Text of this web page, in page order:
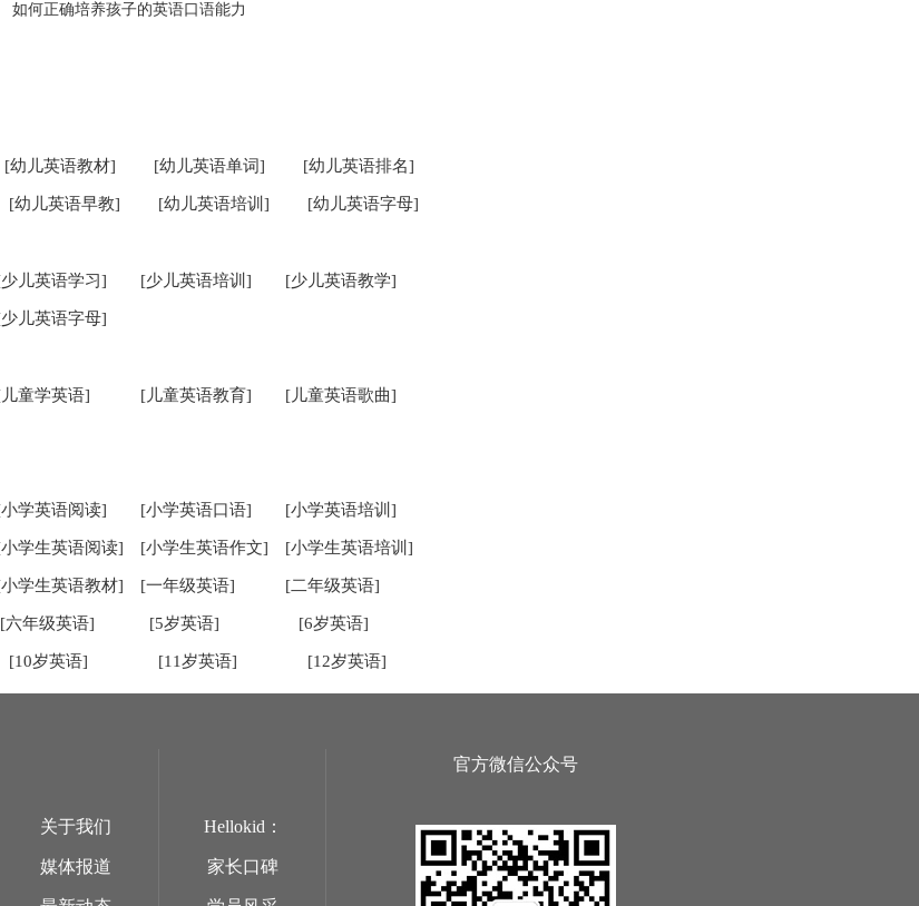
如何正确培养孩子的英语口语能力
[幼儿英语教材] [幼儿英语单词] [幼儿英语排名]
[幼儿英语早教] [幼儿英语培训] [幼儿英语字母]
儿英语学习] [少儿英语培训] [少儿英语教学]
儿英语字母]
童学英语] [儿童英语教育] [儿童英语歌曲]
学英语阅读] [小学英语口语] [小学英语培训]
学生英语阅读] [小学生英语作文] [小学生英语培训]
学生英语教材] [一年级英语] [二年级英语]
[六年级英语] [5岁英语] [6岁英语]
[10岁英语] [11岁英语] [12岁英语]
关于我们
媒体报道
Hellokid：
家长口碑
官方微信公众号